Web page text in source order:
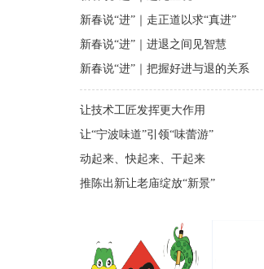
新春说“进”｜走正道以求“真进”
新春说“进”｜进退之间见智慧
新春说“进”｜把握好进与退的关系
让技术工匠发挥更大作用
让“宁波味道”引领“味蕾游”
动起来、快起来、干起来
推陈出新让老庙绽放“新景”